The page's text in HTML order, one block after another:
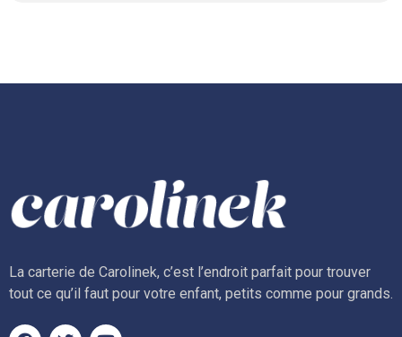
La carterie de Carolinek, c’est l’endroit parfait pour trouver
tout ce qu’il faut pour votre enfant, petits comme pour grands.